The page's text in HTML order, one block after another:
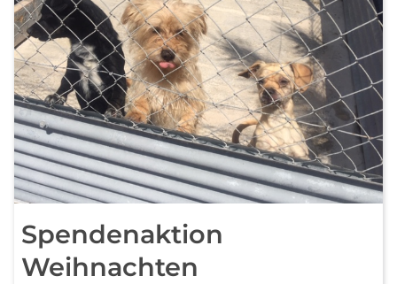
Spendenaktion
Weihnachten